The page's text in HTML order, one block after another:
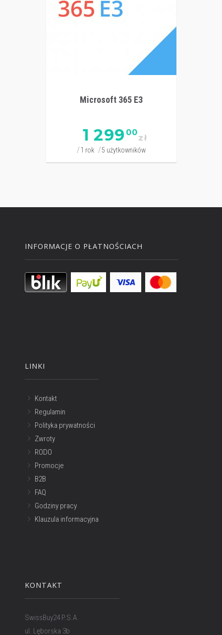
Microsoft 365 E3
1 299 00
zł
1 rok 5 użytkowników
INFORMACJE O PŁATNOŚCIACH
LINKI
Kontakt
Regulamin
Polityka prywatności
Zwroty
RODO
Promocje
B2B
FAQ
Godziny pracy
Klauzula informacyjna
KONTAKT
SwissBuy24 P.S.A.
ul. Lęborska 3b